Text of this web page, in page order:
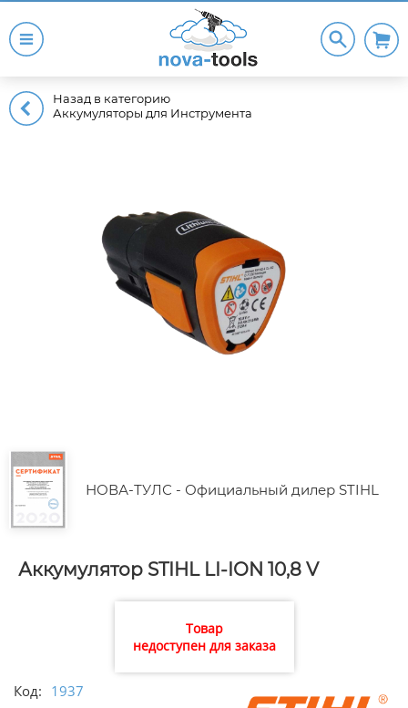
Назад в категорию
Аккумуляторы для Инструмента
НОВА-ТУЛС - Официальный дилер STIHL
Аккумулятор STIHL LI-ION 10,8 V
Товар
недоступен для заказа
Код: 1937